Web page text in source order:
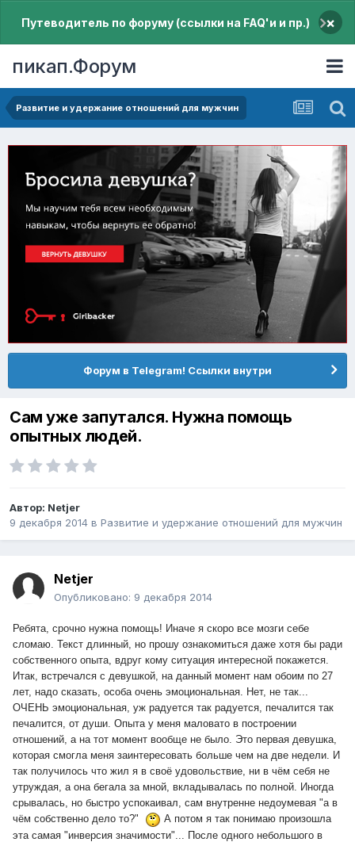
Путеводитель по форуму (ссылки на FAQ'и и пр.) ×
пикап.Форум
Pазвитие и удержание отношений для мужчин
Форум в Telegram! Ссылки внутри
Сам уже запутался. Нужна помощь
опытных людей.
Автор: Netjer
9 декабря 2014 в Pазвитие и удержание отношений для мужчин
Netjer
Опубликовано: 9 декабря 2014
Ребята, срочно нужна помощь! Иначе я скоро все мозги себе
сломаю. Текст длинный, но прошу ознакомиться даже хотя бы ради
собственного опыта, вдруг кому ситуация интересной покажется.
Итак, встречался с девушкой, на данный момент нам обоим по 27
лет, надо сказать, особа очень эмоциональная. Нет, не так...
ОЧЕНЬ эмоциональная, уж радуется так радуется, печалится так
печалится, от души. Опыта у меня маловато в построении
отношений, а на тот момент вообще не было. Это первая девушка,
которая смогла меня заинтересовать больше чем на две недели. И
так получилось что жил я в своё удовольствие, ни в чём себя не
утруждая, а она бегала за мной, вкладывалась по полной. Иногда
срывалась, но быстро успокаивал, сам внутренне недоумевая "а в
чём собственно дело то?"
А потом я так понимаю произошла
эта самая "инверсия значимости"... После одного небольшого в